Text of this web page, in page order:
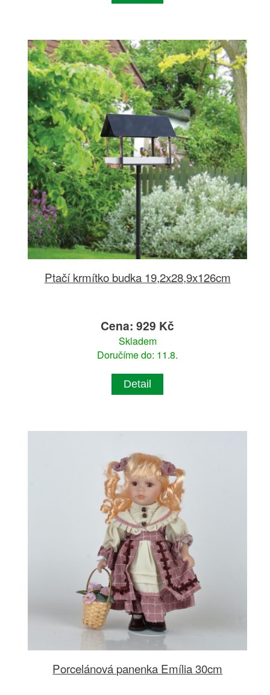
Ptačí krmítko budka 19,2x28,9x126cm
Cena: 929 Kč
Skladem
Doručíme do: 11.8.
Detail
Porcelánová panenka Emília 30cm